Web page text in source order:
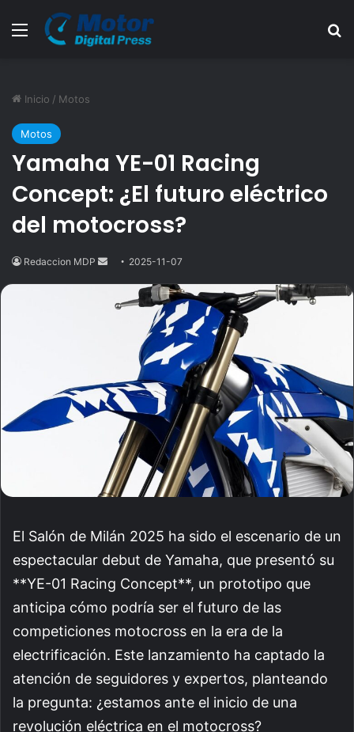
Menú
Inicio / Motos
Motos
Yamaha YE-01 Racing
Concept: ¿El futuro eléctrico
del motocross?
Redaccion MDP
Send
email
2025-11-07
El Salón de Milán 2025 ha sido el escenario de un
espectacular debut de Yamaha, que presentó su
**YE-01 Racing Concept**, un prototipo que
anticipa cómo podría ser el futuro de las
competiciones motocross en la era de la
electrificación. Este lanzamiento ha captado la
atención de seguidores y expertos, planteando
la pregunta: ¿estamos ante el inicio de una
revolución eléctrica en el motocross?